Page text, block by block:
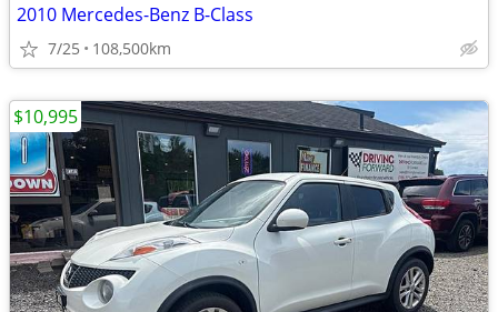
2010 Mercedes-Benz B-Class
7/25 108,500km
$10,995